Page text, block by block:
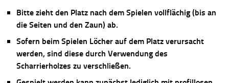
Bitte zieht den Platz nach dem Spielen vollflächig (bis an
die Seiten und den Zaun) ab.
Sofern beim Spielen Löcher auf dem Platz verursacht
werden, sind diese durch Verwendung des
Scharrierholzes zu verschließen.